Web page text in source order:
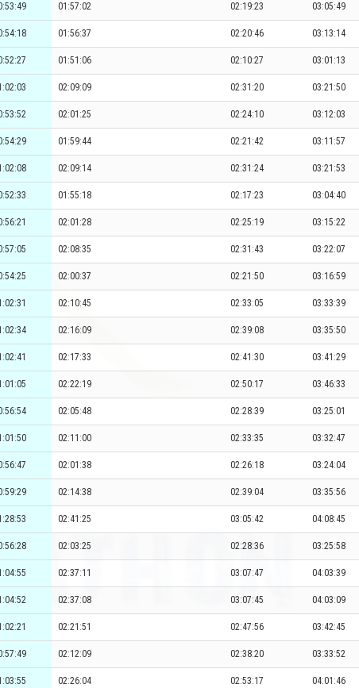
01:57:02 02:19:23 03:05:49
01:56:37 02:20:46 03:13:14
01:51:06 02:10:27 03:01:13
02:09:09 02:31:20 03:21:50
02:01:25 02:24:10 03:12:03
01:59:44 02:21:42 03:11:57
02:09:14 02:31:24 03:21:53
01:55:18 02:17:23 03:04:40
02:01:28 02:25:19 03:15:22
02:08:35 02:31:43 03:22:07
02:00:37 02:21:50 03:16:59
02:10:45 02:33:05 03:33:39
02:16:09 02:39:08 03:35:50
02:17:33 02:41:30 03:41:29
02:22:19 02:50:17 03:46:33
02:05:48 02:28:39 03:25:01
02:11:00 02:33:35 03:32:47
02:01:38 02:26:18 03:24:04
02:14:38 02:39:04 03:35:56
02:41:25 03:05:42 04:08:45
02:03:25 02:28:36 03:25:58
02:37:11 03:07:47 04:03:39
02:37:08 03:07:45 04:03:09
02:21:51 02:47:56 03:42:45
02:12:09 02:38:20 03:33:52
02:26:04 02:53:17 04:01:46